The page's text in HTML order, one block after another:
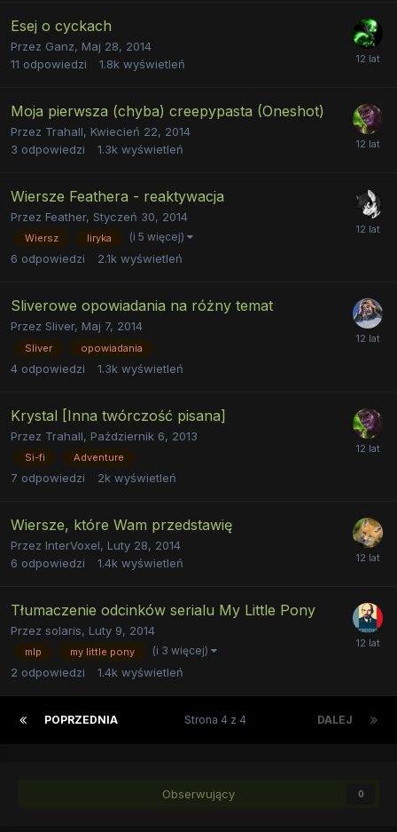
Esej o cyckach
Przez Ganz, Maj 28, 2014
11 odpowiedzi 1.8k wyświetleń
Moja pierwsza (chyba) creepypasta (Oneshot)
Przez Trahall, Kwiecień 22, 2014
3 odpowiedzi 1.3k wyświetleń
Wiersze Feathera - reaktywacja
Przez Feather, Styczeń 30, 2014
Wiersz liryka (i 5 więcej)
6 odpowiedzi 2.1k wyświetleń
Sliverowe opowiadania na różny temat
Przez Sliver, Maj 7, 2014
Sliver opowiadania
4 odpowiedzi 1.3k wyświetleń
Krystal [Inna twórczość pisana]
Przez Trahall, Październik 6, 2013
Si-fi Adventure
7 odpowiedzi 2k wyświetleń
Wiersze, które Wam przedstawię
Przez InterVoxel, Luty 28, 2014
6 odpowiedzi 1.4k wyświetleń
Tłumaczenie odcinków serialu My Little Pony
Przez solaris, Luty 9, 2014
mlp my little pony (i 3 więcej)
2 odpowiedzi 1.4k wyświetleń
POPRZEDNIA DALEJ
Strona 4 z 4
Obserwujący 0